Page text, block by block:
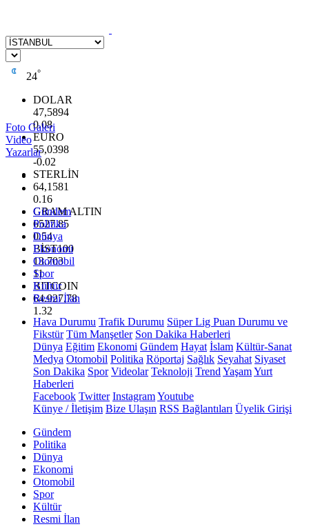
24°
DOLAR
47,5894
0.08
EURO
55,0398
-0.02
STERLİN
64,1581
0.16
GRAM ALTIN
6527.85
0.54
BİST100
13.703
11
BITCOIN
64.927,78
1.32
Foto Galeri
Video
Yazarlar
Gündem
Politika
Dünya
Ekonomi
Otomobil
Spor
Kültür
Resmi İlan
Hava Durumu Trafik Durumu Süper Lig Puan Durumu ve
Fikstür Tüm Manşetler Son Dakika Haberleri
Dünya Eğitim Ekonomi Gündem Hayat İslam Kültür-Sanat
Medya Otomobil Politika Röportaj Sağlık Seyahat Siyaset
Son Dakika Spor Videolar Teknoloji Trend YaşamYurt
Haberleri
Facebook Twitter InstagramYoutube
Künye / İletişim Bize Ulaşın RSS Bağlantıları Üyelik Girişi
Gündem
Politika
Dünya
Ekonomi
Otomobil
Spor
Kültür
Resmi İlan